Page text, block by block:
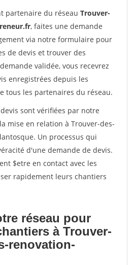
partenaire du réseau Trouver-
, faites une demande
via notre formulaire pour
de devis et trouver des
validée, vous recevrez
enregistrées depuis les
tous les partenaires du réseau.
sont vérifiées par notre
mise en relation à Trouver-des-
Un processus qui
d'une demande de devis.
$etre en contact avec les
rapidement leurs chantiers
réseau pour
à Trouver-
renovation-